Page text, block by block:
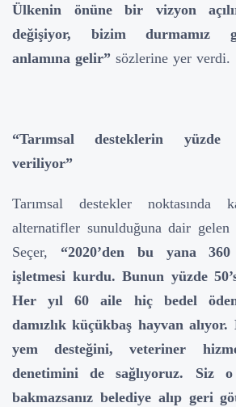
Ülkenin önüne bir vizyon
değişiyor, bizim durmamız
anlamına gelir” sözlerine yer verdi.
“Tarımsal desteklerin yüzde
veriliyor”
Tarımsal destekler noktasında
alternatifler sunulduğuna dair gelen
Seçer, “2020’den bu yana 360
işletmesi kurdu. Bunun yüzde
Her yıl 60 aile hiç bedel
damızlık küçükbaş hayvan
yem desteğini, veteriner
denetimini de sağlıyoruz. Siz o
bakmazsanız belediye alıp geri